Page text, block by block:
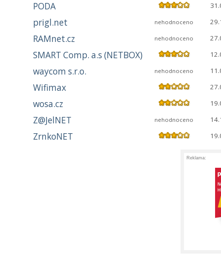
PODA
prigl.net nehodnoceno
RAMnet.cz nehodnoceno
SMART Comp. a.s (NETBOX)
waycom s.r.o. nehodnoceno
Wifimax
wosa.cz
Z@JelNET nehodnoceno
ZrnkoNET
Reklama: